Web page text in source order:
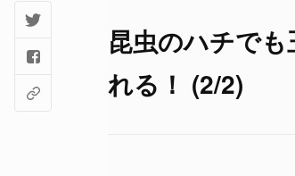
昆虫のハチで
れる！ (2/2)